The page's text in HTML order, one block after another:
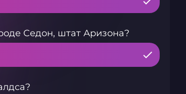
Седон, штат Аризона?